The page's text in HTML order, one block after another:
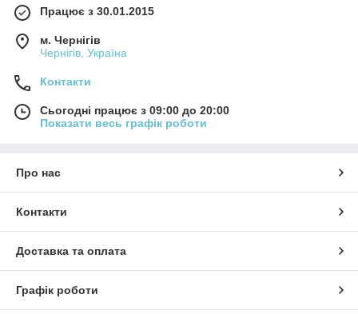
Працює з 30.01.2015
м. Чернігів
Чернігів, Україна
Контакти
Сьогодні працює з 09:00 до 20:00
Показати весь графік роботи
Про нас
Контакти
Доставка та оплата
Графік роботи